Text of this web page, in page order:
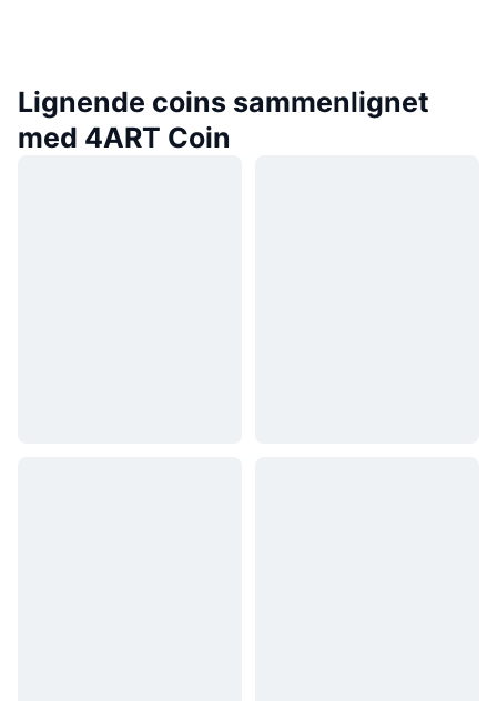
Lignende coins sammenlignet
med 4ART Coin